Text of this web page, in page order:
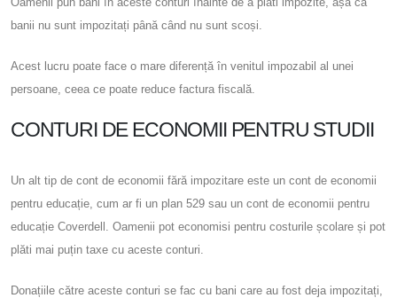
banii nu sunt impozitați până când nu sunt scoși.
Acest lucru poate face o mare diferență în venitul impozabil al unei
persoane, ceea ce poate reduce factura fiscală.
CONTURI DE ECONOMII PENTRU STUDII
Un alt tip de cont de economii fără impozitare este un cont de economii
pentru educație, cum ar fi un plan 529 sau un cont de economii pentru
educație Coverdell. Oamenii pot economisi pentru costurile școlare și pot
plăti mai puțin taxe cu aceste conturi.
Donațiile către aceste conturi se fac cu bani care au fost deja impozitați,